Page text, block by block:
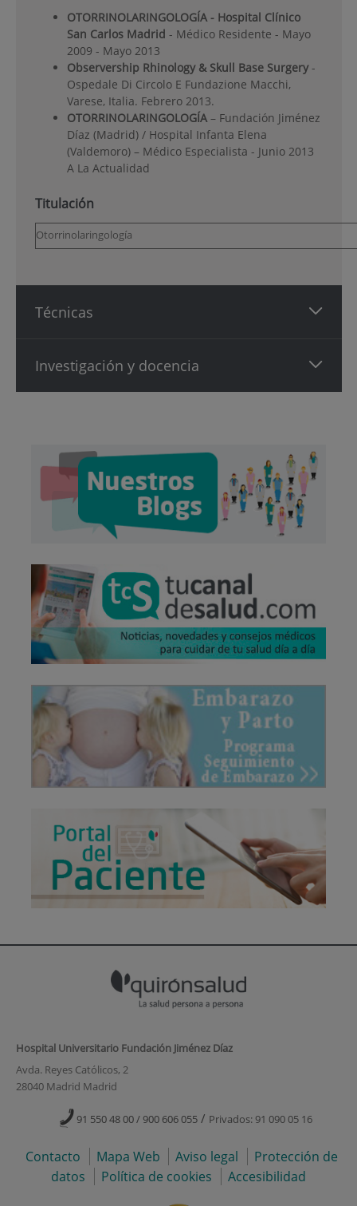
OTORRINOLARINGOLOGÍA - Hospital Clínico
San Carlos Madrid - Médico Residente - Mayo
2009 - Mayo 2013
Observership Rhinology & Skull Base Surgery-
Ospedale Di Circolo E Fundazione Macchi,
Varese, Italia. Febrero 2013.
OTORRINOLARINGOLOGÍA – Fundación Jiménez
Díaz (Madrid) / Hospital Infanta Elena
(Valdemoro) – Médico Especialista - Junio 2013
A La Actualidad
Titulación
Otorrinolaringología
Técnicas
Investigación y docencia
Hospital Universitario Fundación Jiménez Díaz
Avda. Reyes Católicos, 2
28040 Madrid Madrid
91 550 48 00 / 900 606 055 / Privados: 91 090 05 16
Contacto Mapa Web Aviso legal
Protección de
datos
Política de cookies Accesibilidad